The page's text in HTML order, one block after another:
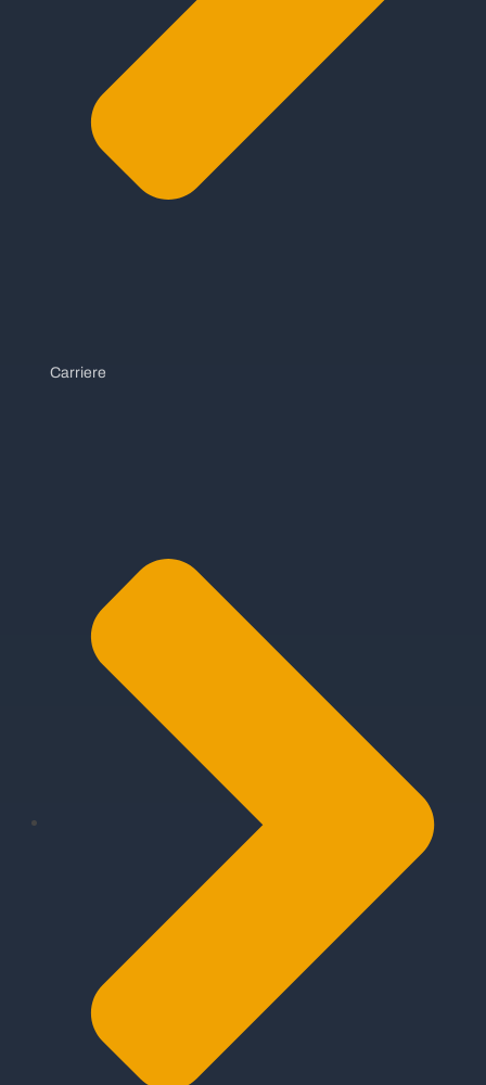
Carriere